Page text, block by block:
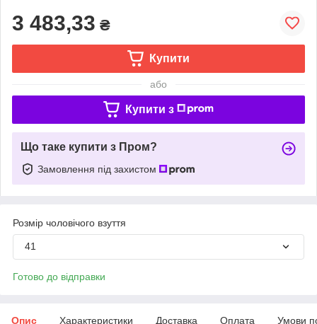
3 483,33 ₴
Купити
або
Купити з
Що таке купити з Пром?
Замовлення під захистом
Розмір чоловічого взуття
41
Готово до відправки
Опис Характеристики Доставка Оплата Умови